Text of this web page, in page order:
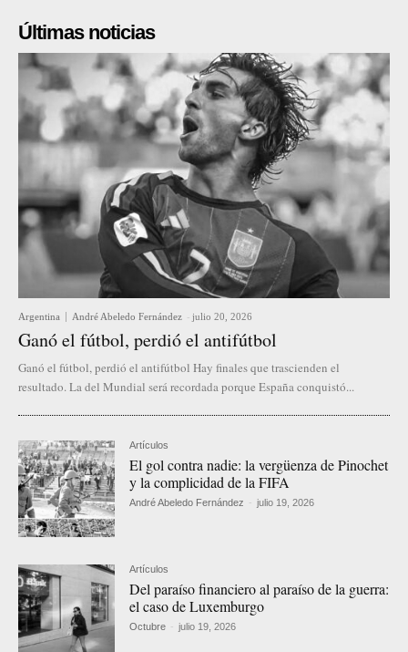
Últimas noticias
Argentina André Abeledo Fernández - julio 20, 2026
Ganó el fútbol, perdió el antifútbol
Ganó el fútbol, perdió el antifútbol Hay finales que trascienden el
resultado. La del Mundial será recordada porque España conquistó...
Artículos
El gol contra nadie: la vergüenza de Pinochet
y la complicidad de la FIFA
André Abeledo Fernández - julio 19, 2026
Artículos
Del paraíso financiero al paraíso de la guerra:
el caso de Luxemburgo
Octubre - julio 19, 2026